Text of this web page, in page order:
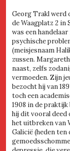
Georg Trakl werd
de Waagplatz 2 in
was een
psychische
(meisjesnaam
zussen.
naast, zelfs
vermoeden. Zijn
bezocht hij van
toch een
1908 in de
hij dit vooral deed
het uitbreken van
Galicië (heden